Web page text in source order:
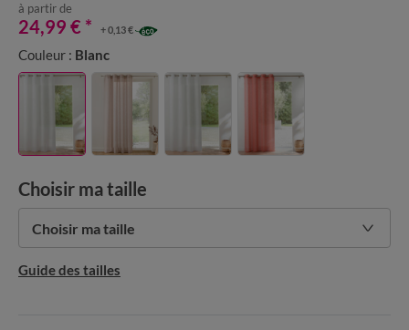
à partir de
24,99 € * + 0,13 €
Couleur : Blanc
Choisir ma taille
Choisir ma taille
Guide des tailles